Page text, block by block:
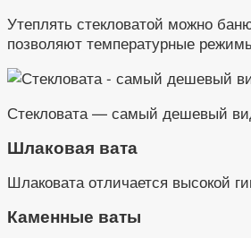
Утеплять стекловатой можно
позволяют температурные
Стекловата — самый дешевый
Шлаковая вата
Шлаковата отличается высокой
Каменные ваты